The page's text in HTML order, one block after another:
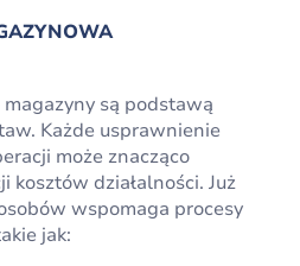
są podstawą
Każde usprawnienie
może znacząco
kosztów działalności. Już
wspomaga procesy
jak: